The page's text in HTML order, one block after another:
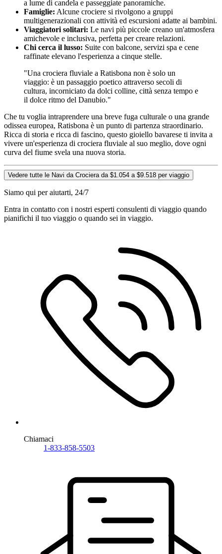
a lume di candela e passeggiate panoramiche.
Famiglie: Alcune crociere si rivolgono a gruppi
multigenerazionali con attività ed escursioni adatte ai bambini.
Viaggiatori solitari: Le navi più piccole creano un'atmosfera
amichevole e inclusiva, perfetta per creare relazioni.
Chi cerca il lusso: Suite con balcone, servizi spa e cene
raffinate elevano l'esperienza a cinque stelle.
"Una crociera fluviale a Ratisbona non è solo un
viaggio: è un passaggio poetico attraverso secoli di
cultura, incorniciato da dolci colline, città senza tempo e
il dolce ritmo del Danubio."
Che tu voglia intraprendere una breve fuga culturale o una grande
odissea europea, Ratisbona è un punto di partenza straordinario.
Ricca di storia e ricca di fascino, questo gioiello bavarese ti invita a
vivere un'esperienza di crociera fluviale al suo meglio, dove ogni
curva del fiume svela una nuova storia.
Vedere tutte le Navi da Crociera da $1.054 a $9.518 per viaggio
Siamo qui per aiutarti, 24/7
Entra in contatto con i nostri esperti consulenti di viaggio quando
pianifichi il tuo viaggio o quando sei in viaggio.
Chiamaci
1-833-858-5503